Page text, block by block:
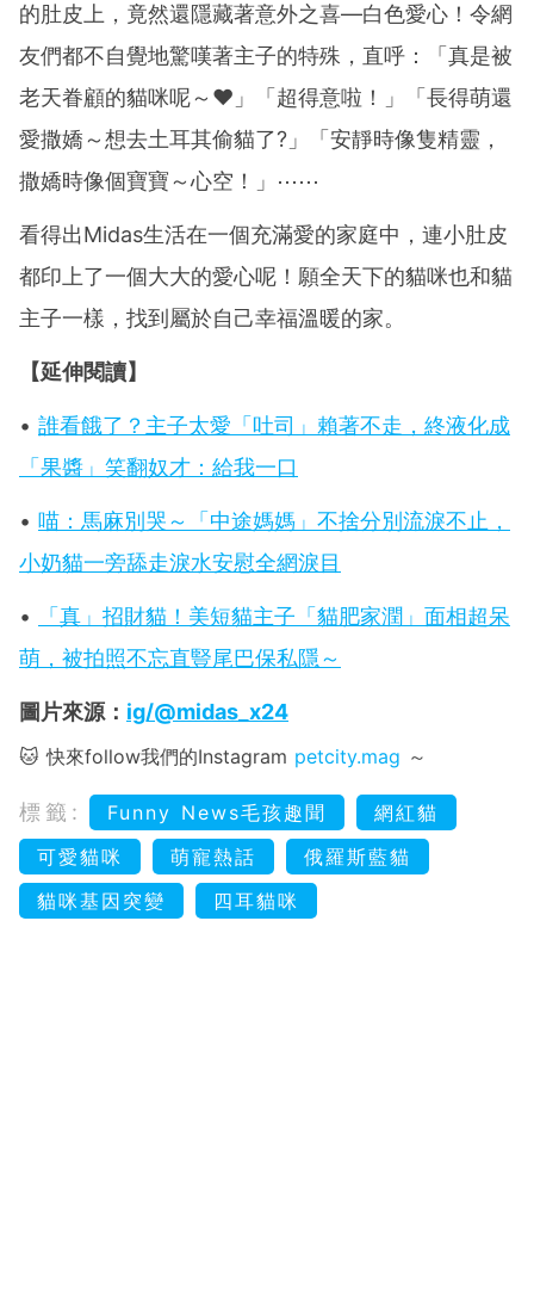
的肚皮上，竟然還隱藏著意外之喜—白色愛心！令網
友們都不自覺地驚嘆著主子的特殊，直呼：「真是被
老天眷顧的貓咪呢～❤️」「超得意啦！」「長得萌還
愛撒嬌～想去土耳其偷貓了?」「安靜時像隻精靈，
撒嬌時像個寶寶～心空！」⋯⋯
看得出Midas生活在一個充滿愛的家庭中，連小肚皮
都印上了一個大大的愛心呢！願全天下的貓咪也和貓
主子一樣，找到屬於自己幸福溫暖的家。
【延伸閱讀】
• 誰看餓了？主子太愛「吐司」賴著不走，終液化成
「果醬」笑翻奴才：給我一口
• 喵：馬麻別哭～「中途媽媽」不捨分別流淚不止，
小奶貓一旁舔走淚水安慰全網淚目
•
「真」招財貓！美短貓主子「貓肥家潤」面相超呆
萌，被拍照不忘直豎尾巴保私隱～
圖片來源： ig/@midas_x24
🐱 快來follow我們的Instagram petcity.mag ～
標籤: Funny News毛孩趣聞
網紅貓
可愛貓咪
萌寵熱話
俄羅斯藍貓
貓咪基因突變
四耳貓咪